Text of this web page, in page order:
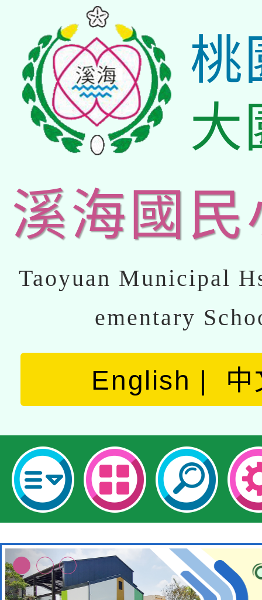
桃
大
溪海國民
Taoyuan Municipal
ementary
English 中